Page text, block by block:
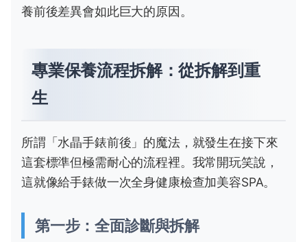
養前後差異會如此巨大的原因。
專業保養流程拆解：從拆解到重
生
所謂「水晶手錶前後」的魔法，就發生在接下來
這套標準但極需耐心的流程裡。我常開玩笑說，
這就像給手錶做一次全身健康檢查加美容SPA。
第一步：全面診斷與拆解